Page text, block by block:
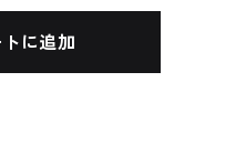
に追加